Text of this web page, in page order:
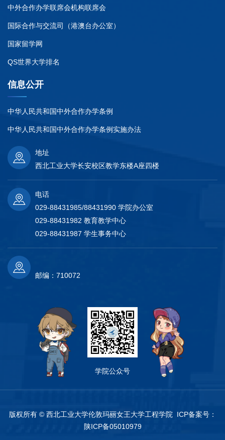
中外合作办学联席会机构联席会
国际合作与交流司（港澳台办公室）
国家留学网
QS世界大学排名
信息公开
中华人民共和国中外合作办学条例
中华人民共和国中外合作办学条例实施办法
地址
西北工业大学长安校区教学东楼A座四楼
电话
029-88431985/88431990 学院办公室
029-88431982 教育教学中心
029-88431987 学生事务中心
邮编：710072
学院公众号
版权所有 © 西北工业大学伦敦玛丽女王大学工程学院 ICP备案号：
陕ICP备05010979